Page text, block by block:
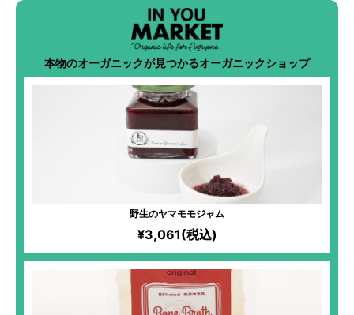
本物のオーガニックが見つかるオーガニックショップ
野生のヤマモモジャム
¥3,061(税込)